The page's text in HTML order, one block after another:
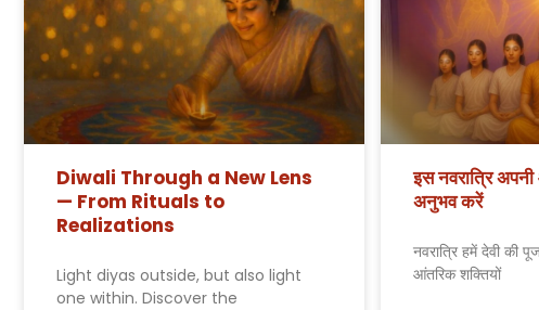
Diwali Through a New Lens
— From Rituals to
Realizations
Light diyas outside, but also light
one within. Discover the
इस नवरात्रि
अनुभव करें
नवरात्रि हमें देवी की
आंतरिक शक्तियों